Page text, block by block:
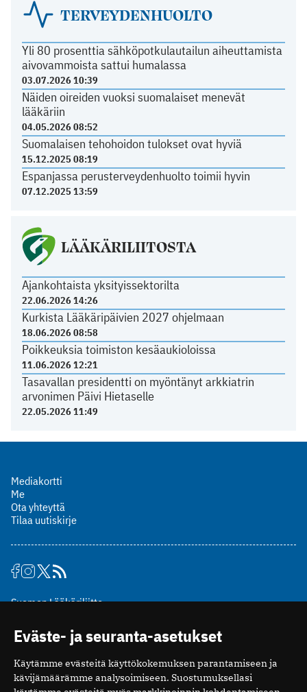
TERVEYDENHUOLTO
Yli 80 prosenttia sähköpotkulautailun aiheuttamista
aivovammoista sattui humalassa
03.07.2026 10:39
Näiden oireiden vuoksi suomalaiset menevät
lääkäriin
04.05.2026 08:52
Suomalaisen tehohoidon tulokset ovat hyviä
15.12.2025 08:19
Espanjassa perusterveydenhuolto toimii hyvin
07.12.2025 13:59
LÄÄKÄRILIITOSTA
Ajankohtaista yksityissektorilta
22.06.2026 14:26
Kurkista Lääkäripäivien 2027 ohjelmaan
18.06.2026 08:58
Poikkeuksia toimiston kesäaukioloissa
11.06.2026 12:21
Tasavallan presidentti on myöntänyt arkkiatrin
arvonimen Päivi Hietaselle
22.05.2026 11:49
Mediakortti
Me
Ota yhteyttä
Tilaa uutiskirje
Suomen Lääkäriliitto
00510 Helsinki
puh. (09) 393 091
toimitus@potilaanlaakarilehti.fi
Eväste- ja seuranta-asetukset
Käytämme evästeitä käyttökokemuksen parantamiseen ja
kävijämäärämme analysoimiseen. Suostumuksellasi